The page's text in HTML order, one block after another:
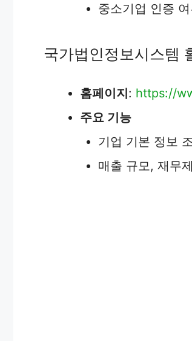
중소기업 인증
국가법인정보시스템
홈페이지: https://
주요 기능
기업 기본 정보
매출 규모, 재무